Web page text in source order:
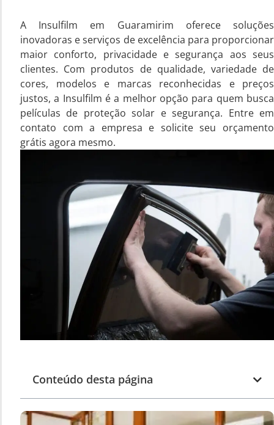
A Insulfilm em Guaramirim oferece soluções
inovadoras e serviços de excelência para proporcionar
maior conforto, privacidade e segurança aos seus
clientes. Com produtos de qualidade, variedade de
cores, modelos e marcas reconhecidas e preços
justos, a Insulfilm é a melhor opção para quem busca
películas de proteção solar e segurança. Entre em
contato com a empresa e solicite seu orçamento
grátis agora mesmo.
Conteúdo desta página